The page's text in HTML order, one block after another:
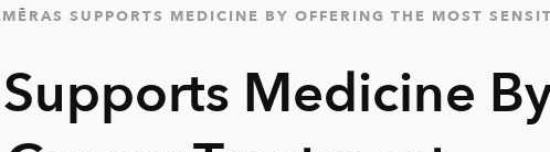
SUPPORTS MEDICINE BY OFFERING THE MOST
Medicine